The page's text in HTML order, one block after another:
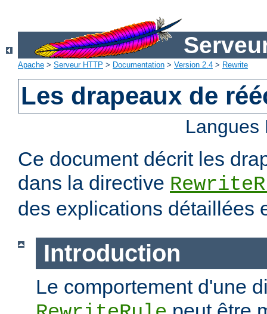
Apache > Serveur HTTP > Documentation > Version 2.4 > Rewrite
Les drapeaux de
Ce document décrit les
dans la directive
des explications détaillées
Introduction
Le comportement d'une